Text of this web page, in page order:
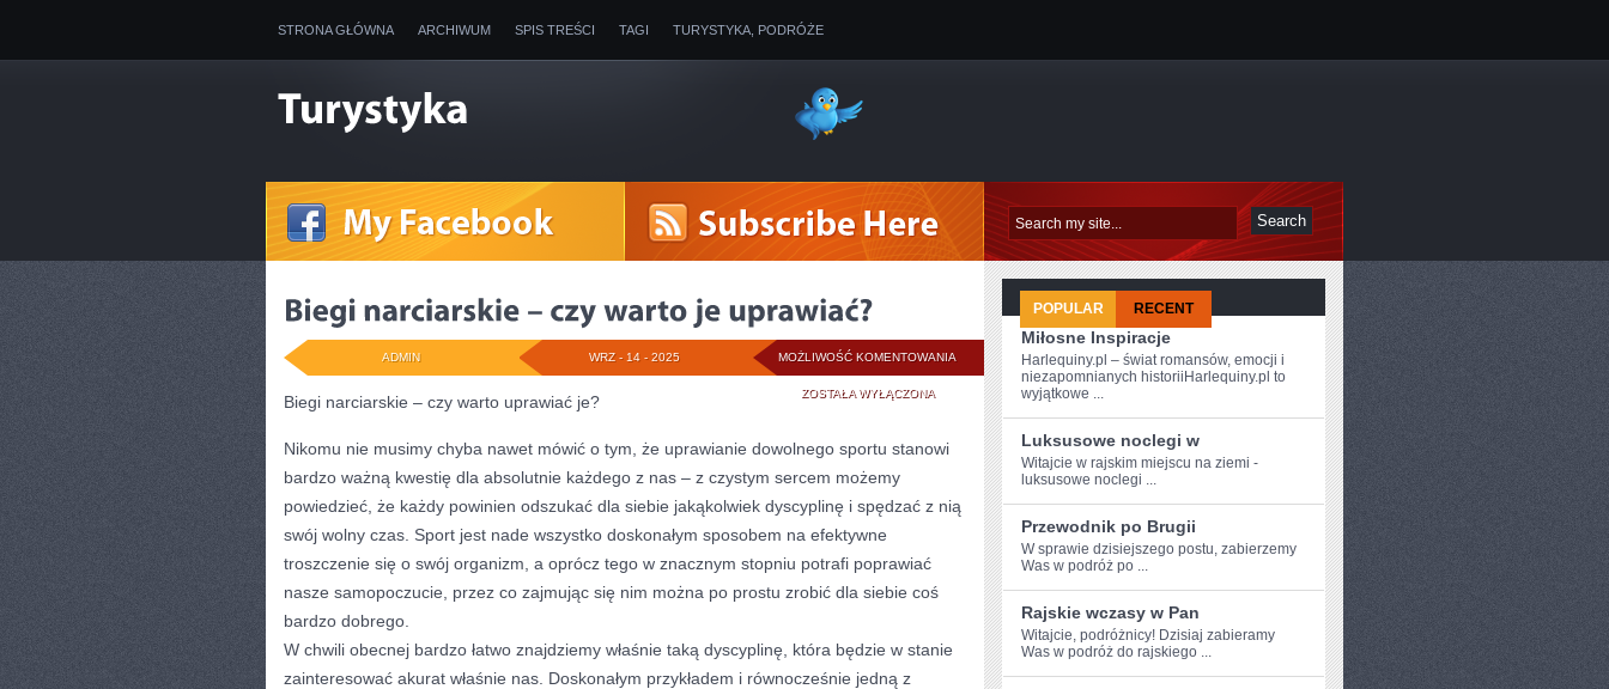
STRONA GŁÓWNA ARCHIWUM SPIS TREŚCI TAGI TURYSTYKA, PODRÓŻE
MOŻLIWOŚĆ KOMENTOWANIA BIEGI
NARCIARSKIE
WARTO
UPRAWIAĆ?
ZOSTAŁA WYŁĄCZONA
WRZ - 14 - 2025
ADMIN
Biegi narciarskie – czy warto uprawiać je?
Nikomu nie musimy chyba nawet mówić o tym, że uprawianie dowolnego sportu stanowi
bardzo ważną kwestię dla absolutnie każdego z nas – z czystym sercem możemy
powiedzieć, że każdy powinien odszukać dla siebie jakąkolwiek dyscyplinę i spędzać z nią
swój wolny czas. Sport jest nade wszystko doskonałym sposobem na efektywne
troszczenie się o swój organizm, a oprócz tego w znacznym stopniu potrafi poprawiać
nasze samopoczucie, przez co zajmując się nim można po prostu zrobić dla siebie coś
bardzo dobrego.
W chwili obecnej bardzo łatwo znajdziemy właśnie taką dyscyplinę, która będzie w stanie
zainteresować akurat właśnie nas. Doskonałym przykładem i równocześnie jedną z
POPULAR RECENT
Miłosne Inspiracje
Harlequiny.pl – świat romansów, emocji i
niezapomnianych historiiHarlequiny.pl to
wyjątkowe ...
Luksusowe noclegi w
Witajcie w‍ rajskim miejscu na ziemi -
luksusowe noclegi ...
Przewodnik po Brugii
W ⁢sprawie dzisiejszego ​postu, zabierzemy
Was w podróż‌ po‌ ...
Rajskie wczasy w Pan
Witajcie, podróżnicy! Dzisiaj zabieramy
Was w podróż ‌do rajskiego ...